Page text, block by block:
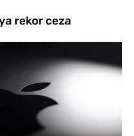
rekor ceza